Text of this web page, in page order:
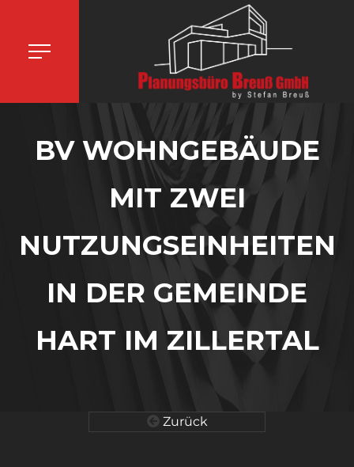
BV WOHNGEBÄUDE
MIT ZWEI
NUTZUNGSEINHEITEN
IN DER GEMEINDE
HART IM ZILLERTAL
Zurück